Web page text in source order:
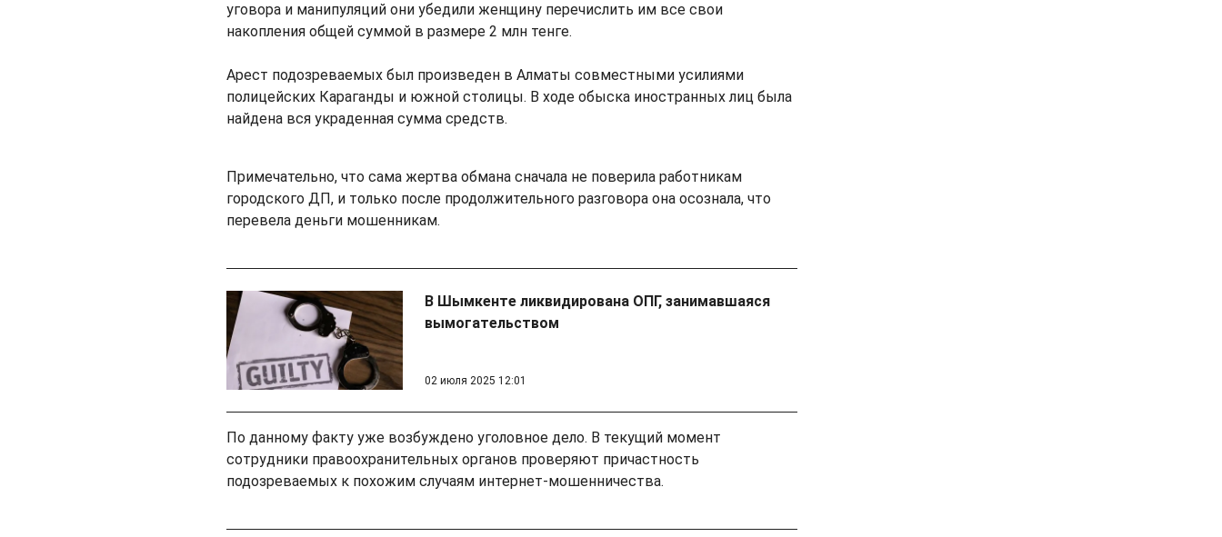
уговора и манипуляций они убедили женщину перечислить им все свои
накопления общей суммой в размере 2 млн тенге.
Арест подозреваемых был произведен в Алматы совместными усилиями
полицейских Караганды и южной столицы. В ходе обыска иностранных лиц была
найдена вся украденная сумма средств.
Примечательно, что сама жертва обмана сначала не поверила работникам
городского ДП, и только после продолжительного разговора она осознала, что
перевела деньги мошенникам.
В Шымкенте ликвидирована ОПГ, занимавшаяся
вымогательством
02 июля 2025 12:01
По данному факту уже возбуждено уголовное дело. В текущий момент
сотрудники правоохранительных органов проверяют причастность
подозреваемых к похожим случаям интернет-мошенничества.